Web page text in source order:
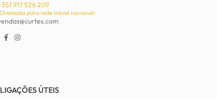
917 526 209
para rede móvel nacional)
LIGAÇÕES ÚTEIS